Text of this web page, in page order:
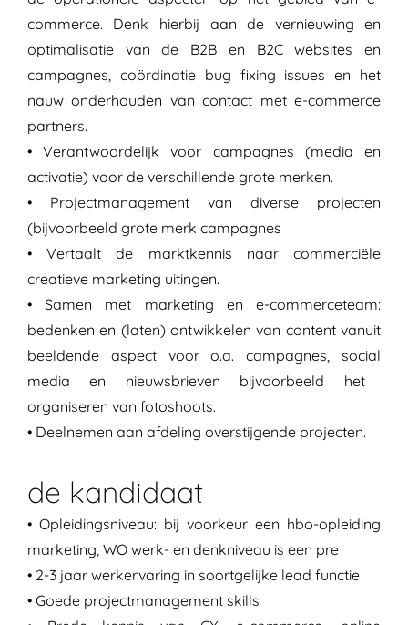
commerce. Denk hierbij aan de vernieuwing en
optimalisatie van de B2B en B2C websites en
campagnes, coördinatie bug fixing issues en het
nauw onderhouden van contact met e-commerce
partners.
•Verantwoordelijk voor campagnes (media en
activatie) voor de verschillende grote merken.
• Projectmanagement van diverse projecten
(bijvoorbeeld grote merk campagnes
•Vertaalt de marktkennis naar commerciële
creatieve marketing uitingen.
•Samen met marketing en e-commerceteam:
bedenken en (laten) ontwikkelen van content vanuit
beeldende aspect voor o.a. campagnes,social
media en nieuwsbrieven bijvoorbeeld het
organiseren van fotoshoots.
• Deelnemen aan afdeling overstijgende projecten.
de kandidaat
• Opleidingsniveau: bij voorkeur een hbo-opleiding
marketing, WO werk- en denkniveau is een pre
• 2-3 jaar werkervaring in soortgelijke lead functie
• Goedeprojectmanagement skills